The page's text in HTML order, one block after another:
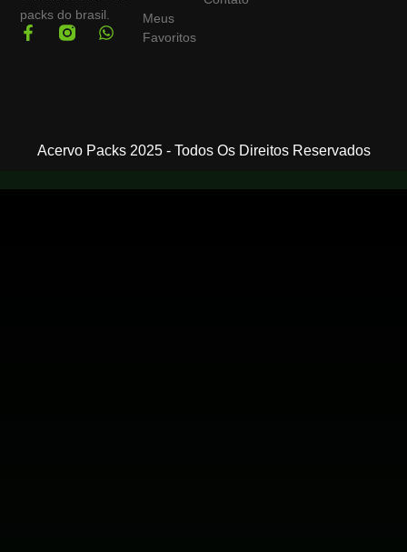
packs do brasil.
Meus
Favoritos
Acervo Packs 2025 - Todos Os Direitos Reservados